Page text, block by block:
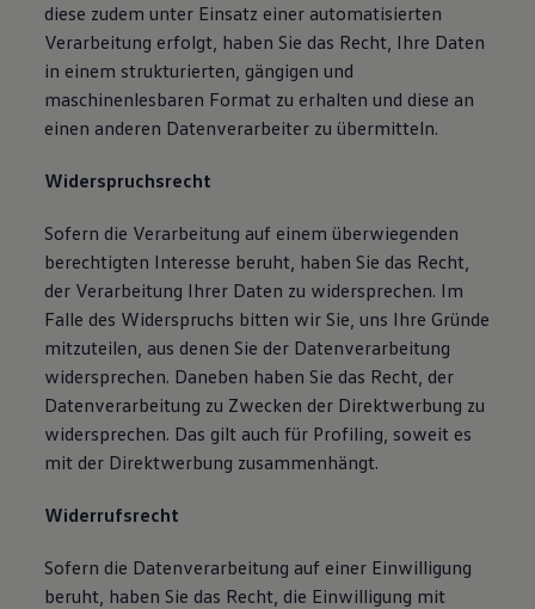
diese zudem unter Einsatz einer automatisierten
Verarbeitung erfolgt, haben Sie das Recht, Ihre Daten
in einem strukturierten, gängigen und
maschinenlesbaren Format zu erhalten und diese an
einen anderen Datenverarbeiter zu übermitteln.
Widerspruchsrecht
Sofern die Verarbeitung auf einem überwiegenden
berechtigten Interesse beruht, haben Sie das Recht,
der Verarbeitung Ihrer Daten zu widersprechen. Im
Falle des Widerspruchs bitten wir Sie, uns Ihre Gründe
mitzuteilen, aus denen Sie der Datenverarbeitung
widersprechen. Daneben haben Sie das Recht, der
Datenverarbeitung zu Zwecken der Direktwerbung zu
widersprechen. Das gilt auch für Profiling, soweit es
mit der Direktwerbung zusammenhängt.
Widerrufsrecht
Sofern die Datenverarbeitung auf einer Einwilligung
beruht, haben Sie das Recht, die Einwilligung mit